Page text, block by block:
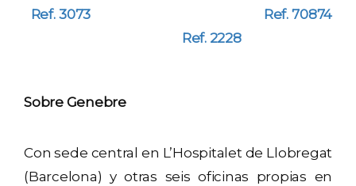
Ref. 3073
Ref. 70874
Ref. 2228
Sobre Genebre
Con sede central en L’Hospitalet de Llobregat
(Barcelona) y otras seis oficinas propias en